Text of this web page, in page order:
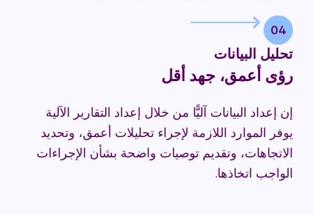
04
تحليل البيانات
رؤى أعمق، جهد أقل
إن إعداد البيانات آليًّا من خلال إعداد التقارير الآلية
يوفر الموارد اللازمة لإجراء تحليلات أعمق، وتحديد
الاتجاهات، وتقديم توصيات واضحة بشأن الإجراءات
الواجب اتخاذها.